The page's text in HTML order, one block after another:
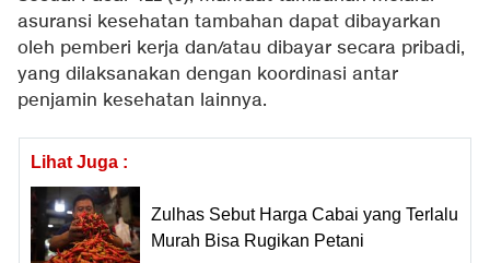
asuransi kesehatan tambahan dapat dibayarkan
oleh pemberi kerja dan/atau dibayar secara pribadi,
yang dilaksanakan dengan koordinasi antar
penjamin kesehatan lainnya.
Lihat Juga :
Zulhas Sebut Harga Cabai yang Terlalu
Murah Bisa Rugikan Petani